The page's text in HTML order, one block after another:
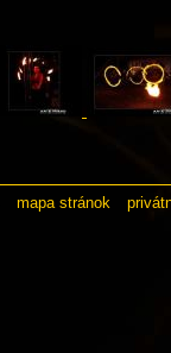
mapa stránok